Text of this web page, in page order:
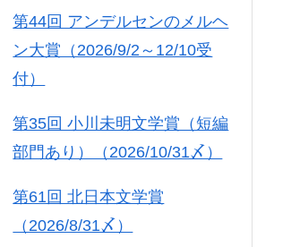
第44回 アンデルセンのメルヘ
ン大賞（2026/9/2～12/10受
付）
第35回 小川未明文学賞（短編
部門あり）（2026/10/31〆）
第61回 北日本文学賞
（2026/8/31〆）